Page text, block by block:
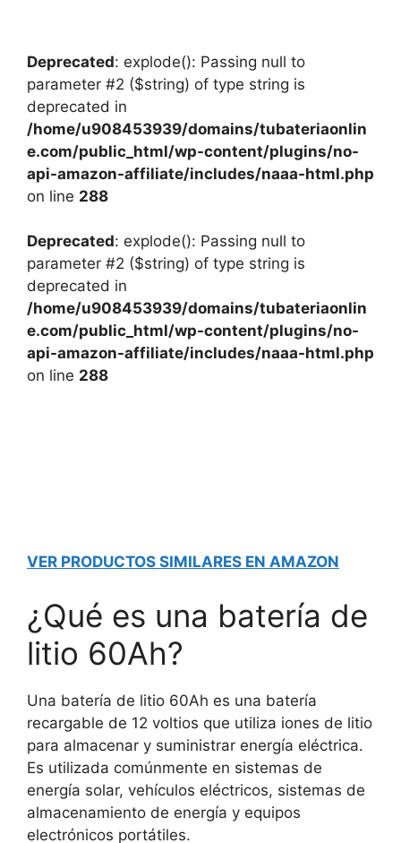
Deprecated: explode(): Passing null to
parameter #2 ($string) of type string is
deprecated in
/home/u908453939/domains/tubateriaonlin
e.com/public_html/wp-content/plugins/no-
api-amazon-affiliate/includes/naaa-html.php
on line 288
Deprecated: explode(): Passing null to
parameter #2 ($string) of type string is
deprecated in
/home/u908453939/domains/tubateriaonlin
e.com/public_html/wp-content/plugins/no-
api-amazon-affiliate/includes/naaa-html.php
on line 288
VER PRODUCTOS SIMILARES EN AMAZON
¿Qué es una batería de
litio 60Ah?
Una batería de litio 60Ah es una batería
recargable de 12 voltios que utiliza iones de litio
para almacenar y suministrar energía eléctrica.
Es utilizada comúnmente en sistemas de
energía solar, vehículos eléctricos, sistemas de
almacenamiento de energía y equipos
electrónicos portátiles.